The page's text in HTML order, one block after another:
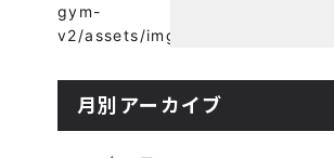
gym-
v2/assets/img/
月別アーカイブ